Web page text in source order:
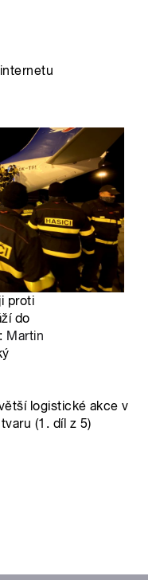
proti
do
Martin
logistické akce v
(1. díl z 5)